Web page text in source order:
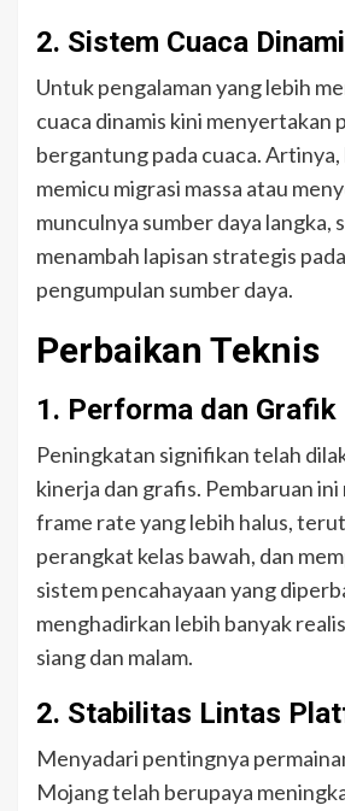
2. Sistem Cuaca
Untuk pengalaman yang lebih
cuaca dinamis kini menyertakan
bergantung pada cuaca.
memicu migrasi massa atau
munculnya sumber daya langka,
menambah lapisan strategis
pengumpulan sumber daya.
Perbaikan Teknis
1. Performa dan Grafik
Peningkatan signifikan telah
kinerja dan grafis. Pembaruan
frame rate yang lebih halus,
perangkat kelas bawah, dan
sistem pencahayaan yang
menghadirkan lebih banyak
siang dan malam.
2. Stabilitas Lintas
Menyadari pentingnya
Mojang telah berupaya